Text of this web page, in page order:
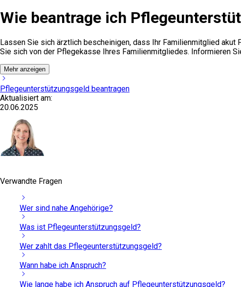
Wie beantrage ich
Lassen Sie sich ärztlich bescheinigen, dass Ihr Familienmitglied
Sie sich von der Pflegekasse Ihres Familienmitgliedes. Informieren
Mehr anzeigen
Pflegeunterstützungsgeld beantragen
Aktualisiert am:
20.06.2025
Verwandte Fragen
Wer sind nahe Angehörige?
Was ist Pflegeunterstützungsgeld?
Wer zahlt das Pflegeunterstützungsgeld?
Wann habe ich Anspruch?
Wie lange habe ich Anspruch auf Pflegeunterstützungsgeld?